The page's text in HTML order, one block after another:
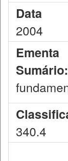
Data
2004
Ementa
Sumário:
340.4